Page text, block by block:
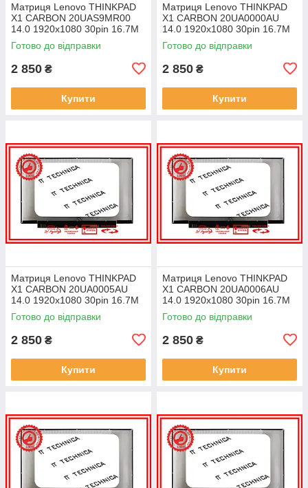
Матриця Lenovo THINKPAD
X1 CARBON 20UAS9MR00
14.0 1920x1080 30pin 16.7M
45% NTSC 300 cd/m² для
ноутбука
Готово до відправки
2 850 ₴
Купити
Матриця Lenovo THINKPAD
X1 CARBON 20UA0000AU
14.0 1920x1080 30pin 16.7M
45% NTSC 300 cd/m² для
ноутбука
Готово до відправки
2 850 ₴
Купити
Матриця Lenovo THINKPAD
X1 CARBON 20UA0005AU
14.0 1920x1080 30pin 16.7M
45% NTSC 300 cd/m² для
ноутбука
Готово до відправки
2 850 ₴
Купити
Матриця Lenovo THINKPAD
X1 CARBON 20UA0006AU
14.0 1920x1080 30pin 16.7M
45% NTSC 300 cd/m² для
ноутбука
Готово до відправки
2 850 ₴
Купити